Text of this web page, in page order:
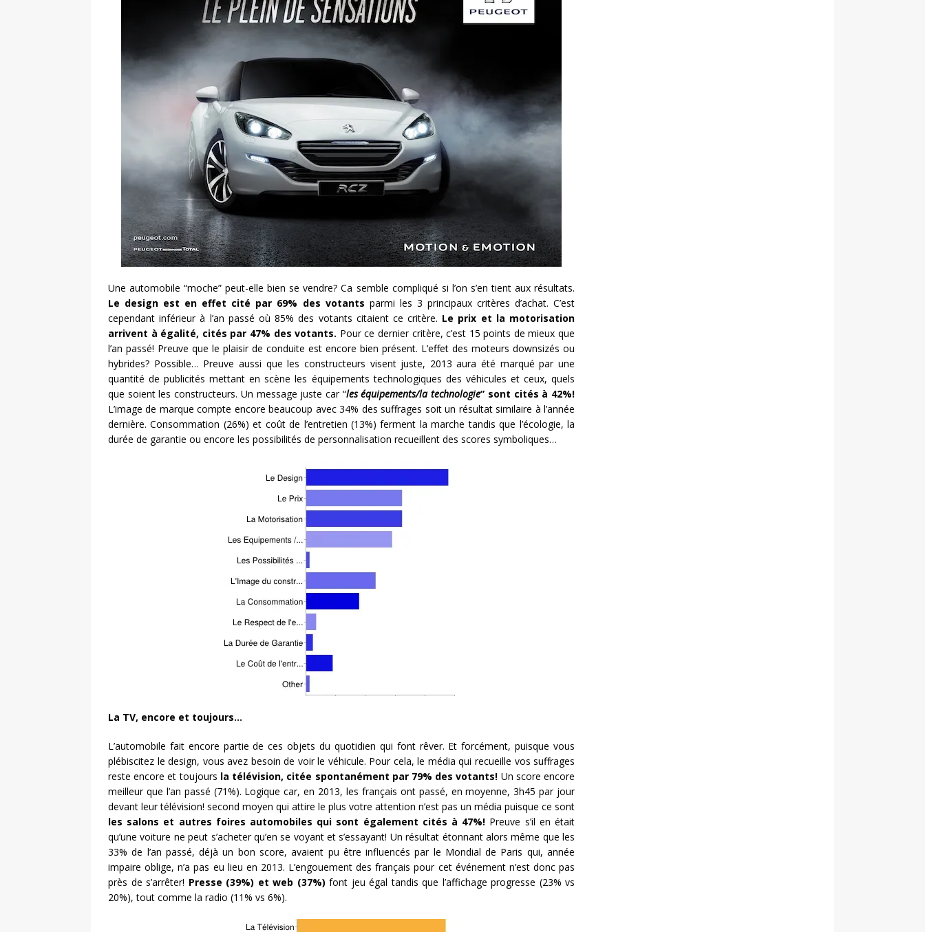
Une automobile “moche” peut-elle bien se vendre? Ca semble compliqué si l’on s’en tient aux résultats.
Le design est en effet cité par 69% des votants parmi les 3 principaux critères d’achat. C’est
cependant inférieur à l’an passé où 85% des votants citaient ce critère. Le prix et la motorisation
arrivent à égalité, cités par 47% des votants. Pour ce dernier critère, c’est 15 points de mieux que
l’an passé! Preuve que le plaisir de conduite est encore bien présent. L’effet des moteurs downsizés ou
hybrides? Possible… Preuve aussi que les constructeurs visent juste, 2013 aura été marqué par une
quantité de publicités mettant en scène les équipements technologiques des véhicules et ceux, quels
que soient les constructeurs. Un message juste car “les équipements/la technologie” sont cités à 42%!
L’image de marque compte encore beaucoup avec 34% des suffrages soit un résultat similaire à l’année
dernière. Consommation (26%) et coût de l’entretien (13%) ferment la marche tandis que l’écologie, la
durée de garantie ou encore les possibilités de personnalisation recueillent des scores symboliques…
La TV, encore et toujours…
L’automobile fait encore partie de ces objets du quotidien qui font rêver. Et forcément, puisque vous
plébiscitez le design, vous avez besoin de voir le véhicule. Pour cela, le média qui recueille vos suffrages
reste encore et toujours la télévision, citée spontanément par 79% des votants! Un score encore
meilleur que l’an passé (71%). Logique car, en 2013, les français ont passé, en moyenne, 3h45 par jour
devant leur télévision! second moyen qui attire le plus votre attention n’est pas un média puisque ce sont
les salons et autres foires automobiles qui sont également cités à 47%! Preuve s’il en était
qu’une voiture ne peut s’acheter qu’en se voyant et s’essayant! Un résultat étonnant alors même que les
33% de l’an passé, déjà un bon score, avaient pu être influencés par le Mondial de Paris qui, année
impaire oblige, n’a pas eu lieu en 2013. L’engouement des français pour cet événement n’est donc pas
près de s’arrêter! Presse (39%) et web (37%) font jeu égal tandis que l’affichage progresse (23% vs
20%), tout comme la radio (11% vs 6%).